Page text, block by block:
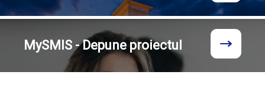
MySMIS - Depune proiectul